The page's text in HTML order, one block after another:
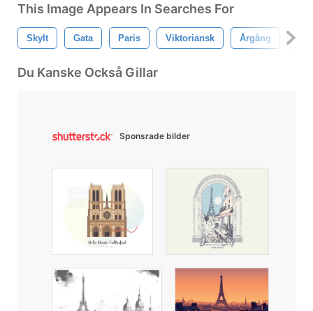
This Image Appears In Searches For
Skylt Gata Paris Viktoriansk Årgång
Du Kanske Också Gillar
Sponsrade bilder